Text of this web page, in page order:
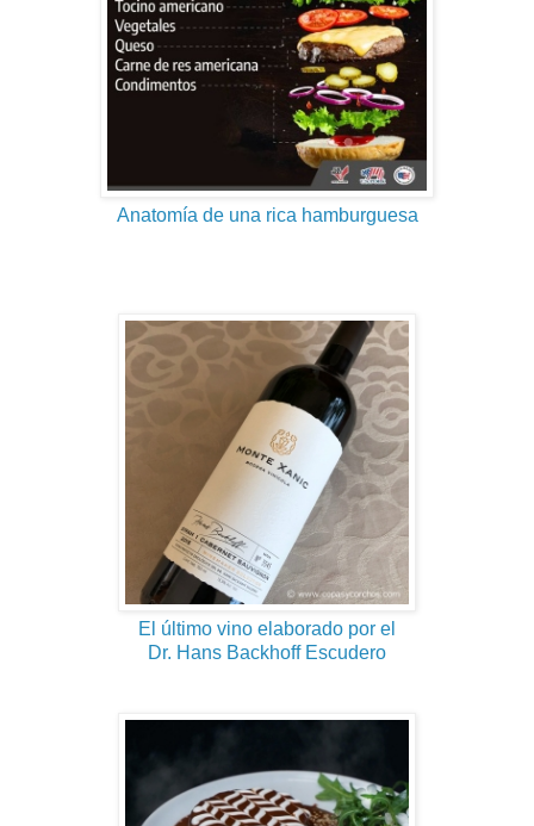
Anatomía de una rica hamburguesa
El último vino elaborado por el
Dr. Hans Backhoff Escudero